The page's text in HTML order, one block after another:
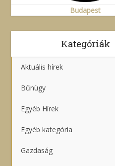
Budapest
Kategóriák
Aktuális hírek
Bűnügy
Egyéb Hírek
Egyéb kategória
Gazdaság